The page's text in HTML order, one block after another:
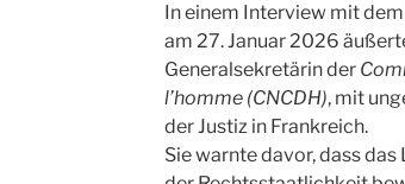
In einem Interview mit
am 27. Januar 2026
Generalsekretärin der
l’homme (CNCDH), mit
der Justiz in Frankreich.
Sie warnte davor, dass das